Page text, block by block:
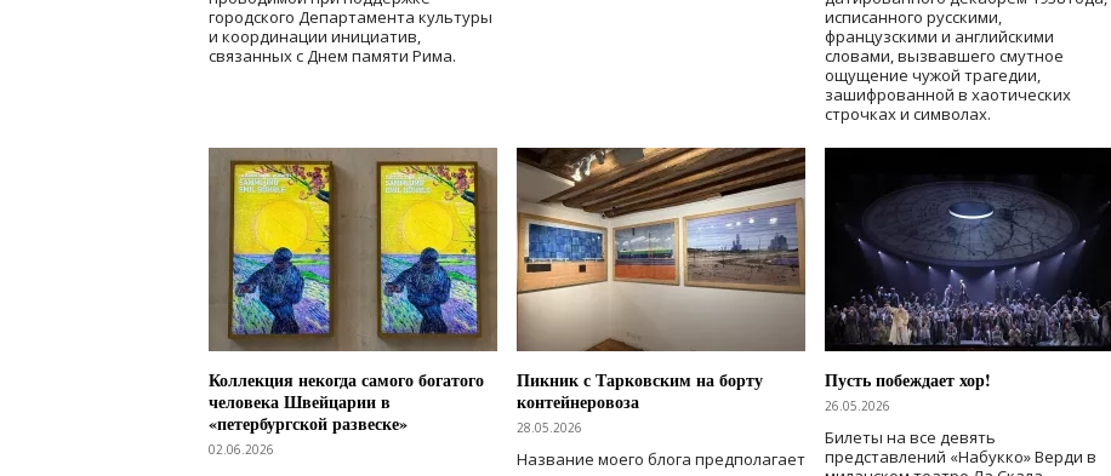
городского Департамента культуры
и координации инициатив,
связанных с Днем памяти Рима.
исписанного русскими,
французскими и английскими
словами, вызвавшего смутное
ощущение чужой трагедии,
зашифрованной в хаотических
строчках и символах.
Коллекция некогда самого богатого
человека Швейцарии в
«петербургской развеске»
02.06.2026
Пикник с Тарковским на борту
контейнеровоза
28.05.2026
Название моего блога предполагает
Пусть побеждает хор!
26.05.2026
Билеты на все девять
представлений «Набукко» Верди в